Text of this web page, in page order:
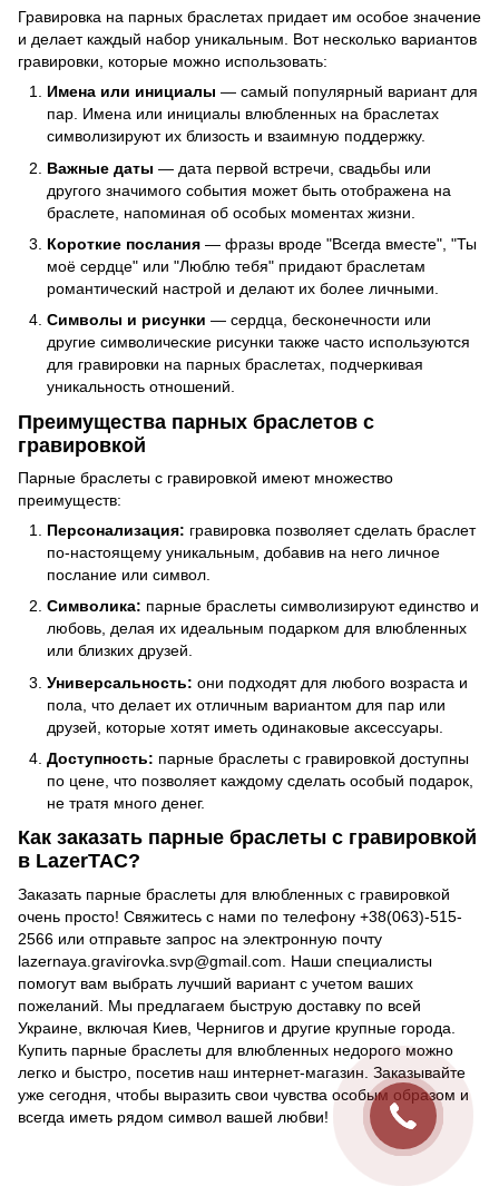
Гравировка на парных браслетах придает им особое значение
и делает каждый набор уникальным. Вот несколько вариантов
гравировки, которые можно использовать:
Имена или инициалы — самый популярный вариант для
пар. Имена или инициалы влюбленных на браслетах
символизируют их близость и взаимную поддержку.
Важные даты — дата первой встречи, свадьбы или
другого значимого события может быть отображена на
браслете, напоминая об особых моментах жизни.
Короткие послания — фразы вроде "Всегда вместе", "Ты
моё сердце" или "Люблю тебя" придают браслетам
романтический настрой и делают их более личными.
Символы и рисунки — сердца, бесконечности или
другие символические рисунки также часто используются
для гравировки на парных браслетах, подчеркивая
уникальность отношений.
Преимущества парных браслетов с
гравировкой
Парные браслеты с гравировкой имеют множество
преимуществ:
Персонализация: гравировка позволяет сделать браслет
по-настоящему уникальным, добавив на него личное
послание или символ.
Символика: парные браслеты символизируют единство и
любовь, делая их идеальным подарком для влюбленных
или близких друзей.
Универсальность: они подходят для любого возраста и
пола, что делает их отличным вариантом для пар или
друзей, которые хотят иметь одинаковые аксессуары.
Доступность: парные браслеты с гравировкой доступны
по цене, что позволяет каждому сделать особый подарок,
не тратя много денег.
Как заказать парные браслеты с гравировкой
в LazerTAC?
Заказать парные браслеты для влюбленных с гравировкой
очень просто! Свяжитесь с нами по телефону +38(063)-515-
2566 или отправьте запрос на электронную почту
lazernaya.gravirovka.svp@gmail.com. Наши специалисты
помогут вам выбрать лучший вариант с учетом ваших
пожеланий. Мы предлагаем быструю доставку по всей
Украине, включая Киев, Чернигов и другие крупные города.
Купить парные браслеты для влюбленных недорого можно
легко и быстро, посетив наш интернет-магазин. Заказывайте
уже сегодня, чтобы выразить свои чувства особым образом и
всегда иметь рядом символ вашей любви!